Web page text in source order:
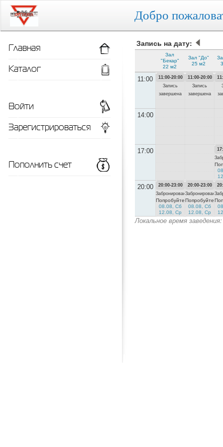
Добро
Запись на дату:
Зал
"Бекар"
22 м2
Зал "До"
25 м2
11:00
14:00
17:00
20:00
11:00-20:00
Запись
завершена
20:00-23:00
Забронировано
Попробуйте
08.08, Сб
12.08, Ср
11:00-20:00
Запись
завершена
20:00-23:00
Забронировано
Попробуйте
08.08, Сб
12.08, Ср
Локальное время
Главная
Каталог
Войти
Зарегистрироваться
Пополнить счет